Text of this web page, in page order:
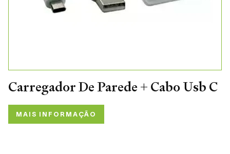
Carregador De Parede + Cabo Usb C
MAIS INFORMAÇÃO